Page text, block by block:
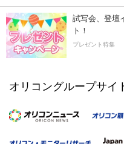
試写会、登壇
ト！
プレゼント特集
オリコングループサイ